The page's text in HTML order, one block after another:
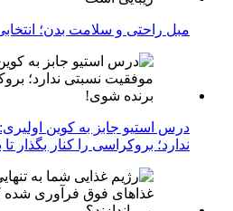
مبل راحتی و سلامت بدن؛
درس استیو جابز به کوین
ندارد؛ بروکراسی را کنار بگذار